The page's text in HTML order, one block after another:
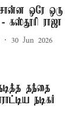
ஒரே ஒரு
கஸ்தூரி ராஜா
30 Jun 2026
தந்தை
நடிகர்